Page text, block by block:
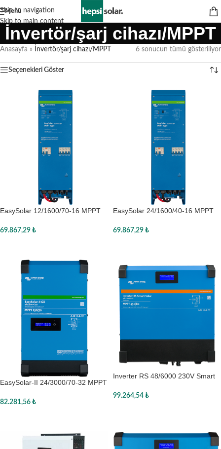
Skip to navigation
Skip to main content
Menü
İnvertör/şarj cihazı/MPPT
Anasayfa » İnvertör/şarj cihazı/MPPT 6 sonucun tümü gösteriliyor
Seçenekleri Göster
EasySolar 12/1600/70-16 MPPT
69.867,29 ₺
EasySolar 24/1600/40-16 MPPT
69.867,29 ₺
EasySolar-II 24/3000/70-32 MPPT
82.281,56 ₺
Inverter RS 48/6000 230V Smart
99.264,54 ₺